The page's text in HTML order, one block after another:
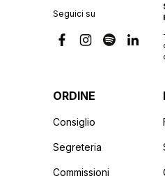
Seguici su
ORDINE
Consiglio
Segreteria
Commissioni